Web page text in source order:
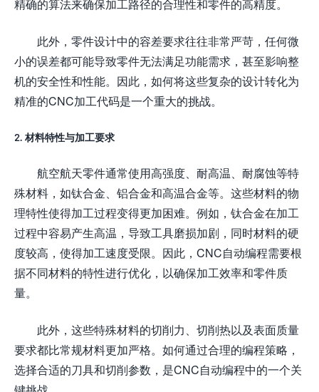
精确的算法来确保加工路径的合理性和零件的高精度。
此外，零件设计中的容差要求往往非常严苛，任何微
小的误差都可能导致零件无法满足功能需求，甚至影响整
机的安全性和性能。因此，如何将这些复杂的设计转化为
精准的CNC加工代码是一个重大的挑战。
2. 材料特性与加工要求
航空航天零件通常使用高强度、耐高温、耐腐蚀等特
殊材料，如钛合金、铝合金和高温合金等。这些材料的物
理特性使得加工过程变得更加困难。例如，钛合金在加工
过程中容易产生高温，导致工具磨损加剧，同时材料的硬
度较高，使得加工速度受限。因此，CNC自动编程需要根
据不同材料的特性进行优化，以确保加工效率和零件质
量。
此外，这些特殊材料的切削力、切削热以及表面质量
要求都比常规材料更加严格。如何通过合理的编程策略，
选择合适的刀具和切削参数，是CNC自动编程中的一个关
键挑战。